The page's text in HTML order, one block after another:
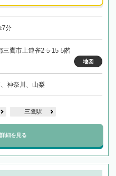
7分
三鷹市上連雀2-5-15 5階
地図
神奈川、山梨
三鷹駅
詳細を見る